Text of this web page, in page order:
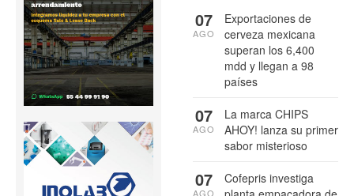
Exportaciones de
cerveza mexicana
superan los 6,400
mdd y llegan a 98
países
07
AGO
La marca CHIPS
AHOY! lanza su primer
sabor misterioso
07
AGO
Cofepris investiga
07
AGO